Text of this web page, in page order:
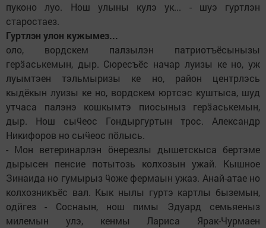
пуконо луо. Нош улыны кулэ ук... - шуэ гуртлэн
старостаез.
Гуртлэн улон кужымез...
оло, вордскем палзылэн патриотъёсынызы
герӟаськемын, дыр. Сюресъёс начар луизы ке но, уж
луымтэен тэльмыризы ке но, район центрлэсь
кыдёкын луизы ке но, вордскем юртсэс куштыса, шуд
утчаса палэнэ кошкымтэ пиосыныз герӟаськемын,
дыр. Нош сыӵеос Гондыргуртын трос. Александр
Никифоров но сыӵеос пӧлысь.
- Мон ветеринарлэн ӧнерезлы дышетскыса бертэме
дырысен пенсие потытозь колхозын ужай. Кышное
Зинаида но гумырыз ӵоже фермаын ужаз. Анай-атае но
колхозникъёс вал. Кык нылы гуртэ картлы быземын,
одӥгез - Соснаын, нош пимы Эдуард семьяеныз
милемын улэ, кенмы Лариса Ярак-Чурмаен